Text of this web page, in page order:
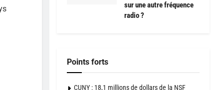
sur une autre fréquence
radio ?
Points forts
CUNY : 18,1 millions de dollars de la NSF